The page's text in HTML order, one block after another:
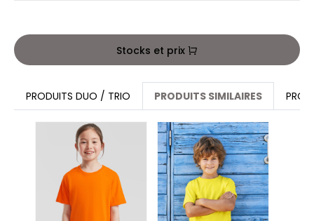
Stocks et prix
PRODUITS DUO / TRIO PRODUITS SIMILAIRES